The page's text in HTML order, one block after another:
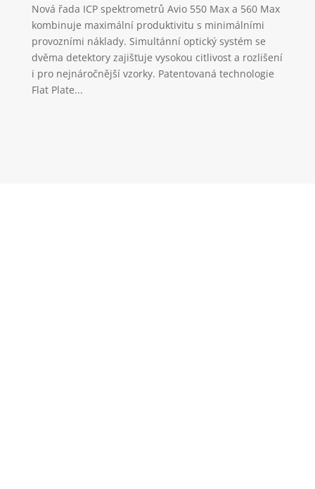
Nová řada ICP spektrometrů Avio 550 Max a 560 Max
kombinuje maximální produktivitu s minimálními
provozními náklady. Simultánní optický systém se
dvěma detektory zajišťuje vysokou citlivost a rozlišení
i pro nejnáročnější vzorky. Patentovaná technologie
Flat Plate...